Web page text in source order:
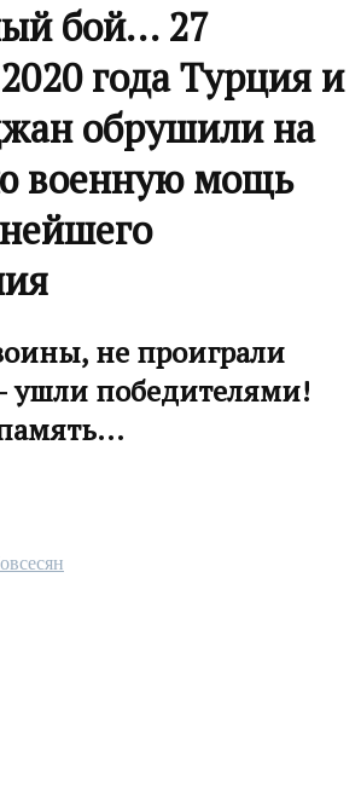
бой… 27
года Турция и
обрушили на
военную мощь
не проиграли
ушли победителями!